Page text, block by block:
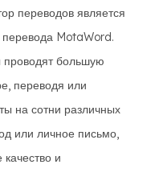
переводов является
MotaWord.
проводят большую
переводя или
на сотни различных
или личное письмо,
и